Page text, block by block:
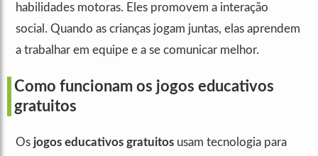
habilidades motoras. Eles promovem a interação
social. Quando as crianças jogam juntas, elas aprendem
a trabalhar em equipe e a se comunicar melhor.
Como funcionam os jogos educativos
gratuitos
Os jogos educativos gratuitos usam tecnologia para